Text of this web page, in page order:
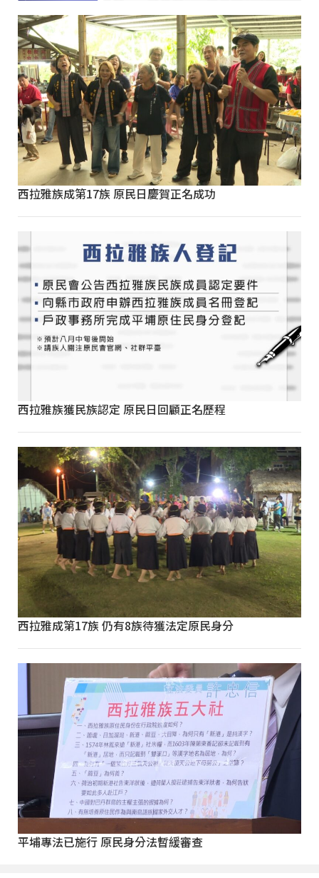
西拉雅族成第17族 原民日慶賀正名成功
西拉雅族獲民族認定 原民日回顧正名歷程
西拉雅成第17族 仍有8族待獲法定原民身分
平埔專法已施行 原民身分法暫緩審查